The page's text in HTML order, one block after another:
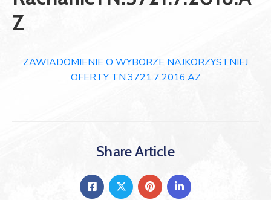
Z
ZAWIADOMIENIE O WYBORZE NAJKORZYSTNIEJ
OFERTY TN.3721.7.2016.AZ
Share Article